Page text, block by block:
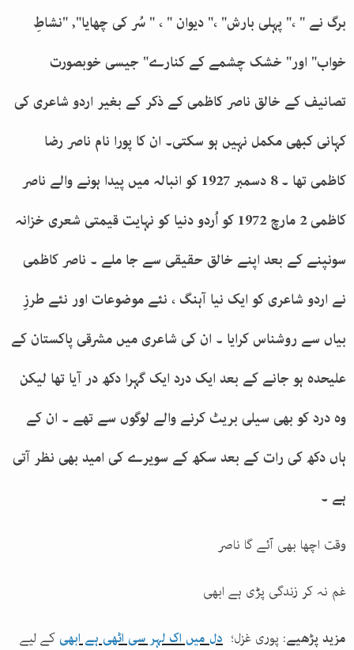
برگ نے " ،" پہلی بارش" ،" دیوان " ، " سُر کی چھایا", "نشاطِ
خواب" اور" خشک چشمے کے کنارے" جیسی خوبصورت
تصانیف کے خالق ناصر کاظمی کے ذکر کے بغیر اردو شاعری کی
کہانی کبھی مکمل نہیں ہو سکتی۔ ان کا پورا نام ناصر رضا
کاظمی تھا ۔ 8 دسمبر 1927 کو انبالہ میں پیدا ہونے والے ناصر
کاظمی 2 مارچ 1972 کو اُردو دنیا کو نہایت قیمتی شعری خزانہ
سونپنے کے بعد اپنے خالق حقیقی سے جا ملے ۔ ناصر کاظمی
نے اردو شاعری کو ایک نیا آہنگ ، نئے موضوعات اور نئے طرزِ
بیاں سے روشناس کرایا ۔ ان کی شاعری میں مشرقی پاکستان کے
علیحدہ ہو جانے کے بعد ایک درد ایک گہرا دکھ در آیا تھا لیکن
وہ درد کو بھی سیلی بریٹ کرنے والے لوگوں سے تھے ۔ ان کے
ہاں دکھ کی رات کے بعد سکھ کے سویرے کی امید بھی نظر آتی
ہے ۔
وقت اچھا بھی آئے گا ناصر
غم نہ کر زندگی پڑی ہے ابھی
مزید پڑھیے: پوری غزل؛ دل میں اک لہر سی اٹھی ہے ابھی کے لیے